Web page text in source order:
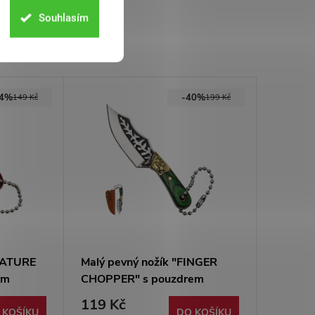
Souhlasím
149 Kč 199 Kč
-40%
Malý pevný nožík "FINGER
CHOPPER" s pouzdrem
119 Kč